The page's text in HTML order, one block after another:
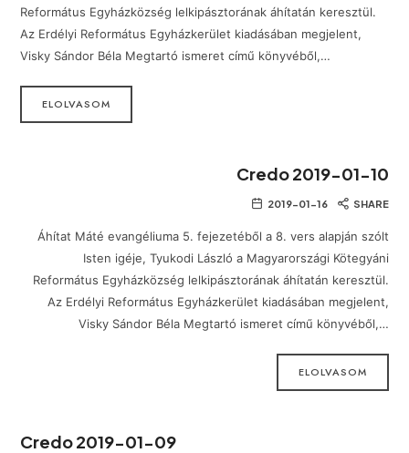
Református Egyházközség lelkipásztorának áhítatán keresztül.
Az Erdélyi Református Egyházkerület kiadásában megjelent,
Visky Sándor Béla Megtartó ismeret című könyvéből,…
ELOLVASOM
Credo 2019-01-10
2019-01-16 SHARE
Áhítat Máté evangéliuma 5. fejezetéből a 8. vers alapján szólt
Isten igéje, Tyukodi László a Magyarországi Kötegyáni
Református Egyházközség lelkipásztorának áhítatán keresztül.
Az Erdélyi Református Egyházkerület kiadásában megjelent,
Visky Sándor Béla Megtartó ismeret című könyvéből,…
ELOLVASOM
Credo 2019-01-09